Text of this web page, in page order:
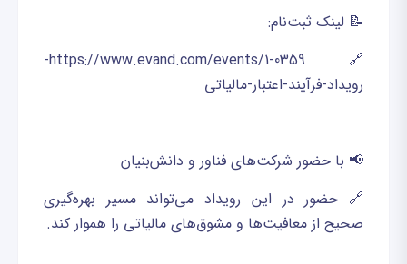
📝 لینک ثبت‌نام:
🔗 https://www.evand.com/events/1-0359-
رویداد-فرآیند-اعتبار-مالیاتی
📢 با حضور شرکت‌های فناور و دانش‌بنیان
🔗 حضور در این رویداد می‌تواند مسیر بهره‌گیری
صحیح از معافیت‌ها و مشوق‌های مالیاتی را هموار کند.